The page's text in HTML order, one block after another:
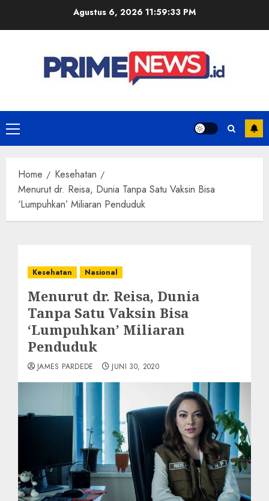
Agustus 6, 2026 11:59:34 PM
Primary
Menu
Home
Kesehatan
Menurut dr. Reisa, Dunia Tanpa Satu Vaksin Bisa
‘Lumpuhkan’ Miliaran Penduduk
Kesehatan Nasional
Menurut dr. Reisa, Dunia
Tanpa Satu Vaksin Bisa
‘Lumpuhkan’ Miliaran
Penduduk
JAMES PARDEDE JUNI 30, 2020